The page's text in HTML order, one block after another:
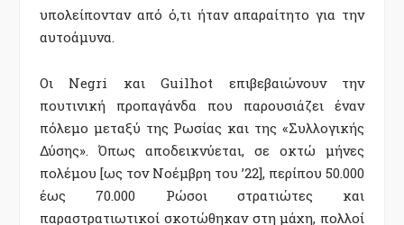
υπολείπονταν από ό,τι ήταν απαραίτητο για την
αυτοάμυνα.
Οι Negri και Guilhot επιβεβαιώνουν την
πουτινική προπαγάνδα που παρουσιάζει έναν
πόλεμο μεταξύ της Ρωσίας και της «Συλλογικής
Δύσης». Όπως αποδεικνύεται, σε οκτώ μήνες
πολέμου [ως τον Νοέμβρη του ’22], περίπου 50.000
έως 70.000 Ρώσοι στρατιώτες και
παραστρατιωτικοί σκοτώθηκαν στη μάχη, πολλοί